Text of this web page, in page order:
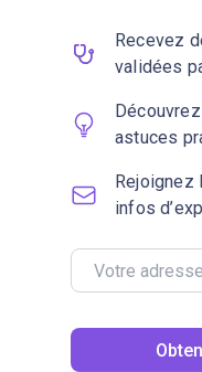
Recevez
validées
astuces
Rejoignez
infos